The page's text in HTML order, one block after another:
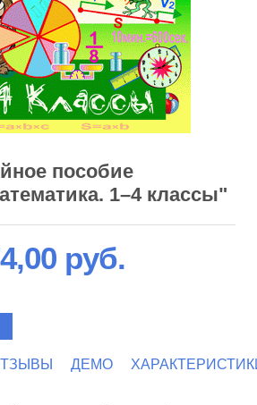
пособие
1–4 классы"
руб.
ДЕМО